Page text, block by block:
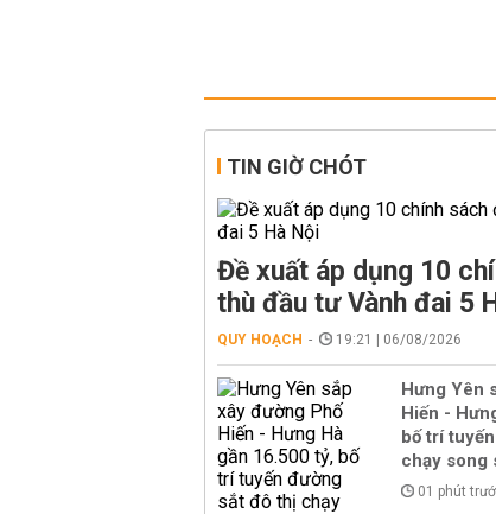
TIN GIỜ CHÓT
Đề xuất áp dụng 10
thù đầu tư Vành đai 5
QUY HOẠCH 19:21 | 06/08/2026
Hưng Yên
Hiến -
bố trí
chạy song
01 phút